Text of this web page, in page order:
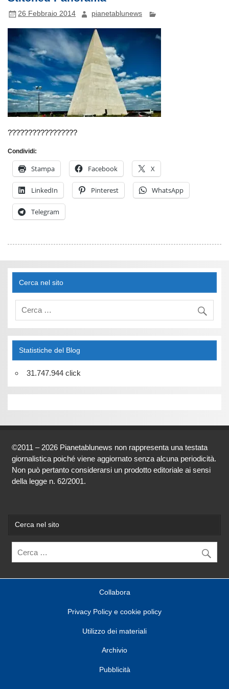
26 Febbraio 2014 pianetablunews
?????????????????
Condividi:
Stampa Facebook X
LinkedIn Pinterest WhatsApp
Telegram
Cerca nel sito
Statistiche del Blog
31.747.944 click
©2011 – 2026 Pianetablunews non rappresenta una testata
giornalistica poiché viene aggiornato senza alcuna periodicità.
Non può pertanto considerarsi un prodotto editoriale ai sensi
della legge n. 62/2001.
Cerca nel sito
Collabora
Privacy Policy e cookie policy
Utilizzo dei materiali
Archivio
Pubblicità